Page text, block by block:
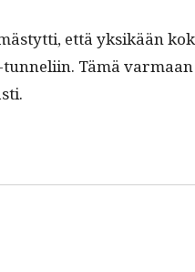
että yksikään
Tämä